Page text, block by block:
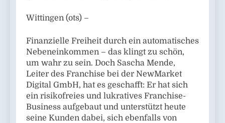
Wittingen (ots) –
Finanzielle Freiheit durch ein automatisches
Nebeneinkommen – das klingt zu schön,
um wahr zu sein. Doch Sascha Mende,
Leiter des Franchise bei der NewMarket
Digital GmbH, hat es geschafft: Er hat sich
ein risikofreies und lukratives Franchise-
Business aufgebaut und unterstützt heute
seine Kunden dabei, sich ebenfalls von